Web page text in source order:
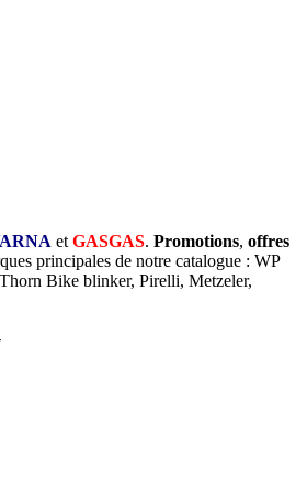
et GASGAS. Promotions, offres
principales de notre catalogue : WP
Bike blinker, Pirelli, Metzeler,